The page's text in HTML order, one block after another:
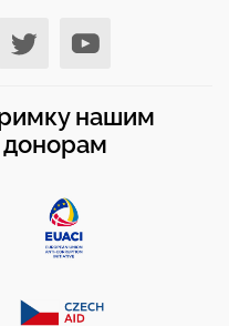
нашим
донорам